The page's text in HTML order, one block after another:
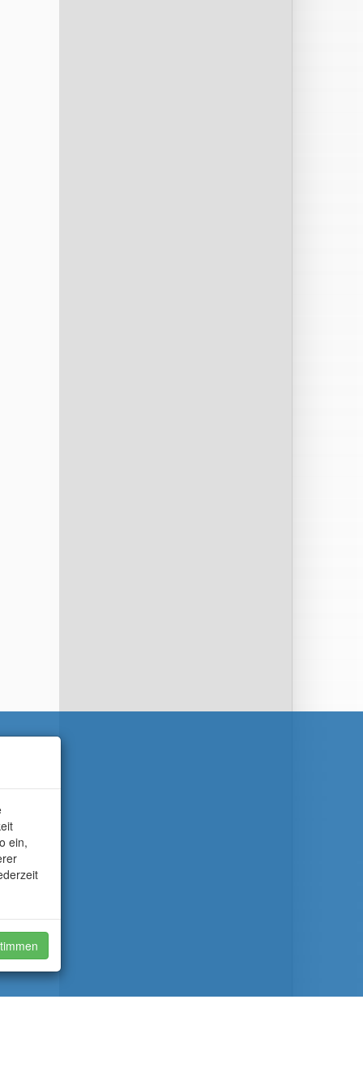
ein,